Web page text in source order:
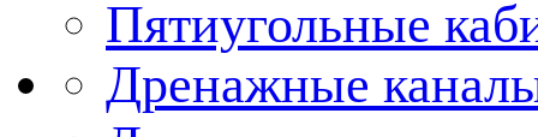
Пятиугольные
Дренажные